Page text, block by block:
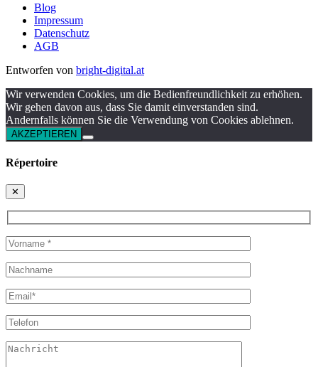
Blog
Impressum
Datenschutz
AGB
Entworfen von bright-digital.at
Wir verwenden Cookies, um die Bedienfreundlichkeit zu erhöhen.
Wir gehen davon aus, dass Sie damit einverstanden sind.
Andernfalls können Sie die Verwendung von Cookies ablehnen.
AKZEPTIEREN
Répertoire
✕